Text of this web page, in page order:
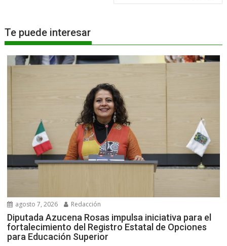
Te puede interesar
agosto 7, 2026 Redacción
Diputada Azucena Rosas impulsa iniciativa para el
fortalecimiento del Registro Estatal de Opciones
para Educación Superior